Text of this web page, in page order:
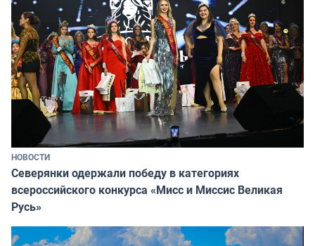
НОВОСТИ
Северянки одержали победу в категориях
всероссийского конкурса «Мисс и Миссис Великая
Русь»